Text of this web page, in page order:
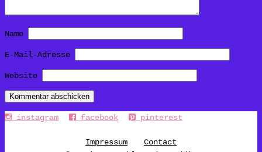
Name
E-Mail-Adresse
Website
instagram facebook pinterest
Impressum
Contact